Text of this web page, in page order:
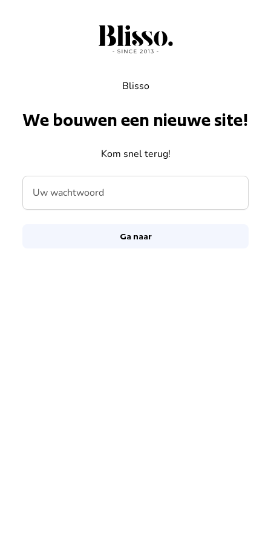
Blisso
We bouwen een nieuwe site!
Kom snel terug!
Uw wachtwoord
Ga naar